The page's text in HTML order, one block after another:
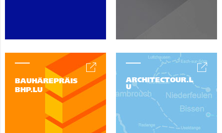
BAUHÄREPRÄIS
BHP.LU
ARCHITECTOUR.L
U